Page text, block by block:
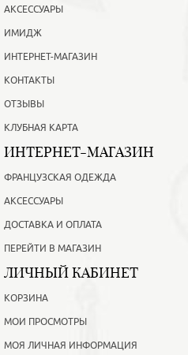
АКСЕССУАРЫ
ИМИДЖ
ИНТЕРНЕТ-МАГАЗИН
КОНТАКТЫ
ОТЗЫВЫ
КЛУБНАЯ КАРТА
ИНТЕРНЕТ-МАГАЗИН
ФРАНЦУЗСКАЯ ОДЕЖДА
АКСЕССУАРЫ
ДОСТАВКА И ОПЛАТА
ПЕРЕЙТИ В МАГАЗИН
ЛИЧНЫЙ КАБИНЕТ
КОРЗИНА
МОИ ПРОСМОТРЫ
МОЯ ЛИЧНАЯ ИНФОРМАЦИЯ